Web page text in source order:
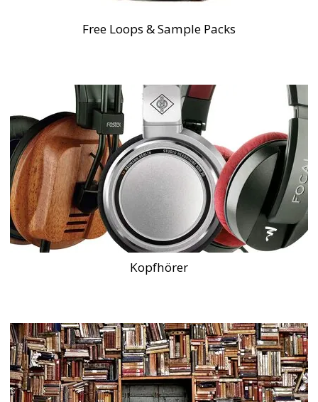
Free Loops & Sample Packs
Kopfhörer